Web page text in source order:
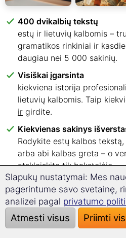
400 dvikalbių tekstų
estų ir lietuvių kalbomis –
gramatikos rinkiniai ir
daugiau nei 5 000 sakinių.
Visiškai įgarsinta
kiekviena istorija
lietuvių kalbomis. Taip
ir girdite.
Kiekvienas sakinys
Rodykite estų kalbos
arba abi kalbas greta – o
atskleiskite tik bakstelėję.
Šeši kalbos lygiai, aiškiai
Nuo A1 iki C2 – iš karto
pradėti.
Skaitykite ten, kur jums
Slapukų nustatymai: Mes
pagerintume savo svetainę,
analizei pagal privatumo
Atmesti visus Priimti